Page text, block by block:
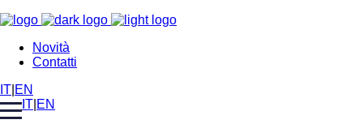
Novità
Contatti
IT EN
IT EN